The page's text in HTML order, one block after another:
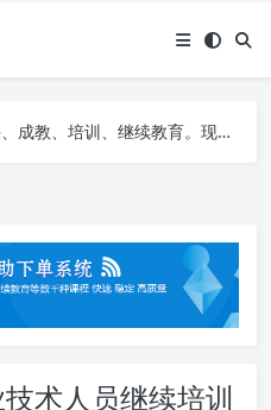
献内容生成论文
继续教育。现已接入代刷代考项目3000+
继续教育。现已接入代刷代考项目3000+
术人员继续培训